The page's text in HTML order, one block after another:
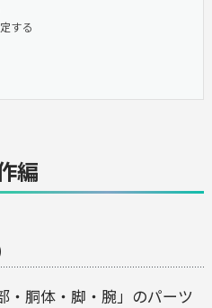
する
編
胴体・脚・腕」のパーツ